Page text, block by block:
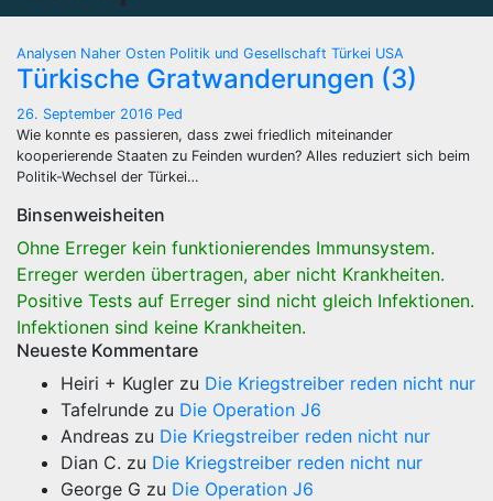
Analysen Naher Osten Politik und Gesellschaft Türkei USA
Türkische Gratwanderungen (3)
26. September 2016 Ped
Wie konnte es passieren, dass zwei friedlich miteinander
kooperierende Staaten zu Feinden wurden? Alles reduziert sich beim
Politik-Wechsel der Türkei…
Binsenweisheiten
Ohne Erreger kein funktionierendes Immunsystem.
Erreger werden übertragen, aber nicht Krankheiten.
Positive Tests auf Erreger sind nicht gleich Infektionen.
Infektionen sind keine Krankheiten.
Neueste Kommentare
Heiri + Kugler zu Die Kriegstreiber reden nicht nur
Tafelrunde zu Die Operation J6
Andreas zu Die Kriegstreiber reden nicht nur
Dian C. zu Die Kriegstreiber reden nicht nur
George G zu Die Operation J6